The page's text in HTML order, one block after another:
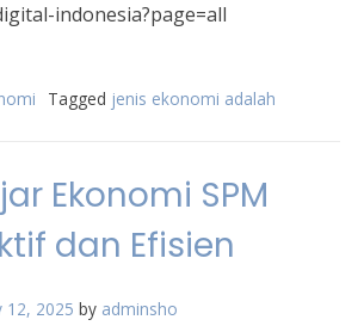
indonesia?page=all
Tagged jenis ekonomi adalah
Ekonomi SPM
dan Efisien
12, 2025 by adminsho